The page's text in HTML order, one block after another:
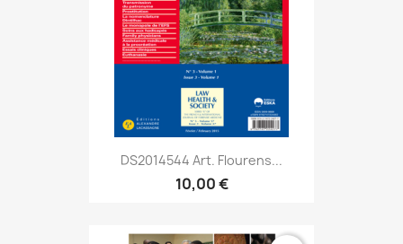
DS2014544 Art. Flourens...
10,00 €